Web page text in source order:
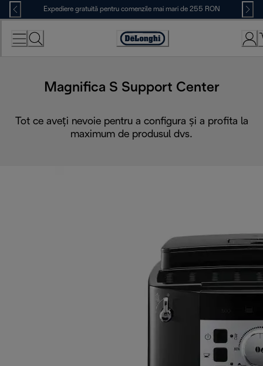
Skip
to
Content
Expediere gratuită pentru comenzile mai mari de 255 RON
Accessibility
Magnifica S Support Center
Tot ce aveți nevoie pentru a configura și a profita la
maximum de produsul dvs.